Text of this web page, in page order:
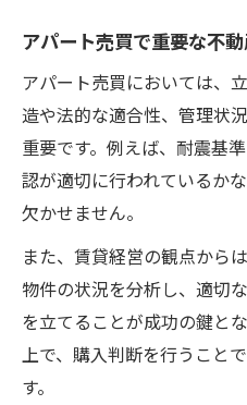
アパート売買で重要な不
アパート売買においては、
造や法的な適合性、管理状
重要です。例えば、耐震基
認が適切に行われているか
欠かせません。
また、賃貸経営の観点から
物件の状況を分析し、適切
を立てることが成功の鍵と
上で、購入判断を行うこと
す。